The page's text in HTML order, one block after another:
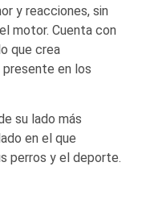
y reacciones, sin
motor. Cuenta con
que crea
en los
su lado más
en el que
perros y el deporte.